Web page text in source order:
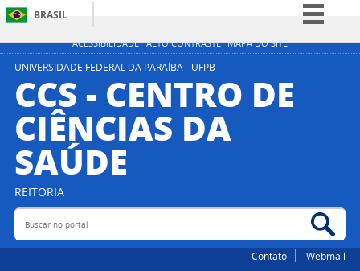
ACESSIBILIDADE ALTO CONTRASTE MAPA DO SITE
BRASIL
Simplifique!
Participe
Acesso à informação
Legislação
UNIVERSIDADE FEDERAL DA PARAÍBA - UFPB
CCS - CENTRO DE
CIÊNCIAS DA
SAÚDE
REITORIA
Buscar no portal
Contato Webmail